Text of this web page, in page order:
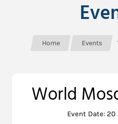
Home Events
World
Event Date: 20